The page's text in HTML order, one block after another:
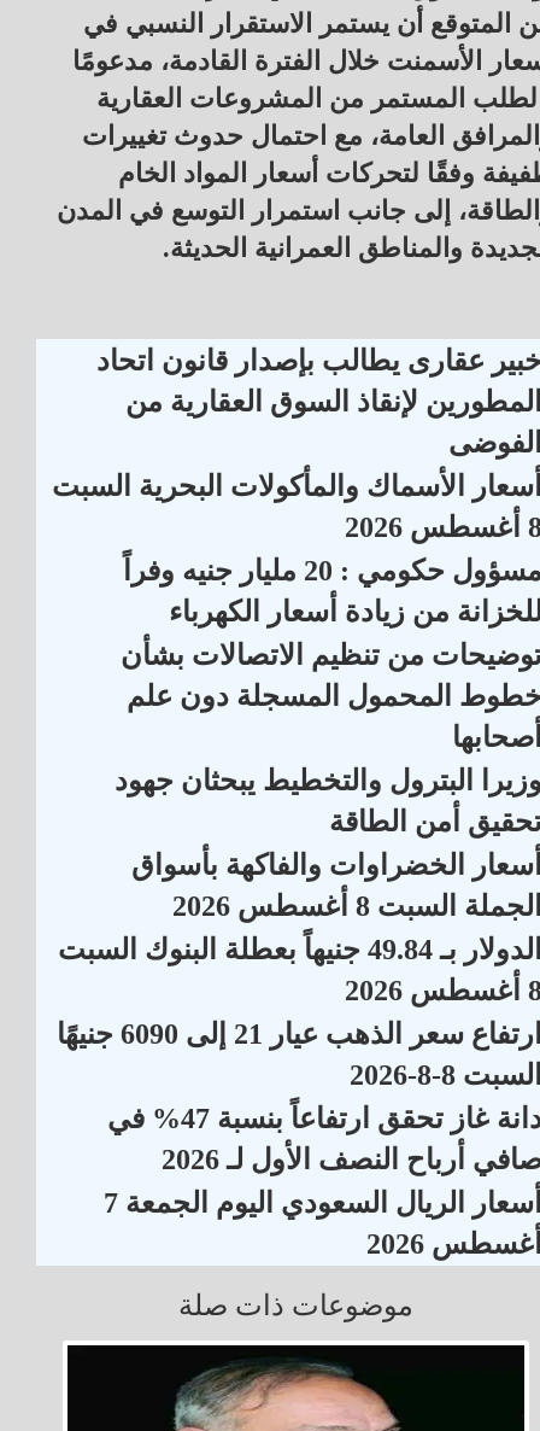
المتوقع أن يستمر الاستقرار النسبي في
الأسمنت خلال الفترة القادمة، مدعومًا
المستمر من المشروعات العقارية
العامة، مع احتمال حدوث تغييرات
وفقًا لتحركات أسعار المواد الخام
إلى جانب استمرار التوسع في المدن
والمناطق العمرانية الحديثة.
عقارى يطالب بإصدار قانون اتحاد
لإنقاذ السوق العقارية من
الأسماك والمأكولات البحرية السبت
2026
مسؤول حكومي : 20 مليار جنيه وفراً
من زيادة أسعار الكهرباء
من تنظيم الاتصالات بشأن
المحمول المسجلة دون علم
البترول والتخطيط يبحثان جهود
أمن الطاقة
الخضراوات والفاكهة بأسواق
السبت 8 أغسطس 2026
الدولار بـ 49.84 جنيهاً بعطلة البنوك السبت
2026
ارتفاع سعر الذهب عيار 21 إلى 6090 جنيهًا
8-8-2026
دانة غاز تحقق ارتفاعاً بنسبة 47% في
أرباح النصف الأول لـ 2026
أسعار الريال السعودي اليوم الجمعة 7
2026
موضوعات ذات صلة